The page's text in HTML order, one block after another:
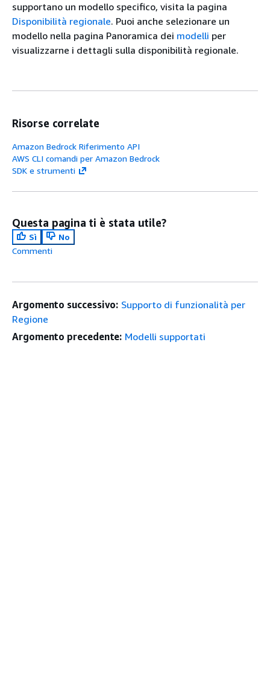
supportano un modello specifico, visita la pagina
Disponibilità regionale. Puoi anche selezionare un
modello nella pagina Panoramica dei modelli per
visualizzarne i dettagli sulla disponibilità regionale.
Risorse correlate
Amazon Bedrock Riferimento API
AWS CLI comandi per Amazon Bedrock
SDK e strumenti
Questa pagina ti è stata utile?
Sì
No
Commenti
Argomento successivo: Supporto di funzionalità per
Regione
Argomento precedente: Modelli supportati